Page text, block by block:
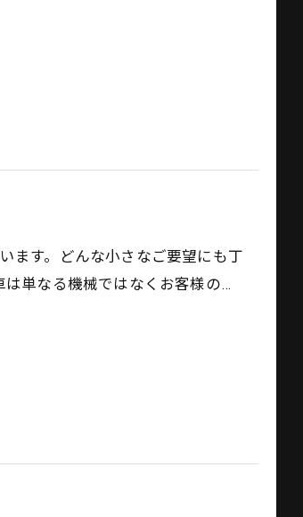
ます。どんな小さなご要望にも丁
単なる機械ではなくお客様の…